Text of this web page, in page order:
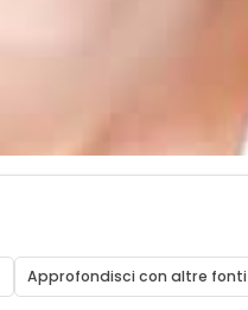
Approfondisci con altre fonti